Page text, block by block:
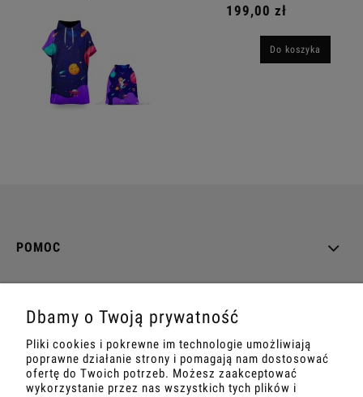
199,00 zł
Do koszyka
POMOC
MOJE KONTO
PŁATNOŚCI I DOSTAWA
INFORMACJE
Dbamy o Twoją prywatność
Pliki cookies i pokrewne im technologie umożliwiają
poprawne działanie strony i pomagają nam dostosować
ofertę do Twoich potrzeb. Możesz zaakceptować
wykorzystanie przez nas wszystkich tych plików i